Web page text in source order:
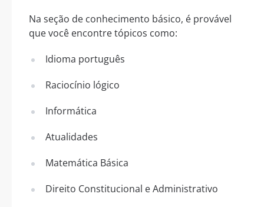
Na seção de conhecimento básico, é provável
que você encontre tópicos como:
Idioma português
Raciocínio lógico
Informática
Atualidades
Matemática Básica
Direito Constitucional e Administrativo